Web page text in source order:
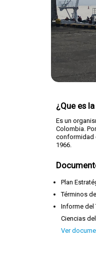
¿Que es la
Es un
Colombia.
conformidad
1966.
Plan
Términos
Informe del
Ciencias
Ver